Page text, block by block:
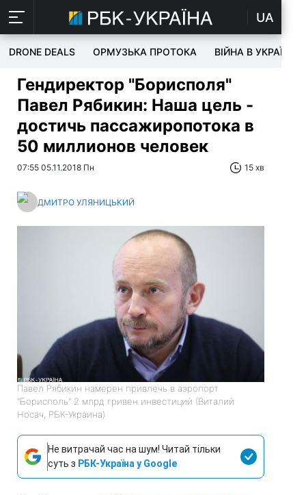
UA
DRONE DEALS ОРМУЗЬКА ПРОТОКА ВІЙНА В УКРАЇНІ
Гендиректор "Борисполя"
Павел Рябикин: Наша цель -
достичь пассажиропотока в
50 миллионов человек
07:55 05.11.2018 Пн 15 хв
ДМИТРО УЛЯНИЦЬКИЙ
Павел Рябикин намерен привлечь в аэропорт
"Борисполь" 2 млрд гривен инвестиций (Виталий
Носач, РБК-Украина)
Не витрачай час на шум! Читай тільки
суть з РБК-Україна у Google